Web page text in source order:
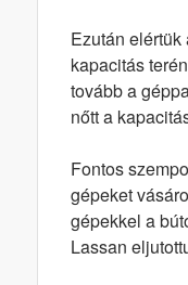
Ezután
kapacitás
tovább a
nőtt a
Fontos
gépeket
gépekkel a
Lassan